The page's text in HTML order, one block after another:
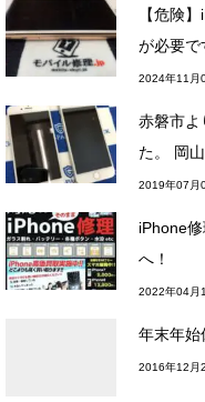
【危険
が必要で
2024年11月
赤磐市よ
た。 岡
2019年07月
iPhone
へ！
2022年04月
年末年始
2016年12月